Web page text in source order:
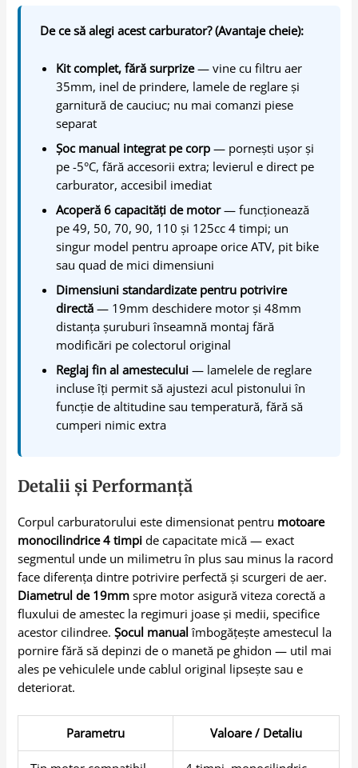
De ce să alegi acest carburator? (Avantaje cheie):
Kit complet, fără surprize— vine cu filtru aer
35mm, inel de prindere, lamele de reglare și
garnitură de cauciuc; nu mai comanzi piese
separat
Șoc manual integrat pe corp — pornești ușor și
pe -5°C, fără accesorii extra; levierul e direct pe
carburator, accesibil imediat
Acoperă 6 capacități de motor— funcționează
pe 49, 50, 70, 90, 110 și 125cc 4 timpi; un
singur model pentru aproape orice ATV, pit bike
sau quad de mici dimensiuni
Dimensiuni standardizate pentru potrivire
directă — 19mm deschidere motor și 48mm
distanța șuruburi înseamnă montaj fără
modificări pe colectorul original
Reglaj fin al amestecului — lamelele de reglare
incluse îți permit să ajustezi acul pistonului în
funcție de altitudine sau temperatură, fără să
cumperi nimic extra
Detalii și Performanță
Corpul carburatorului este dimensionat pentru motoare
monocilindrice 4 timpi de capacitate mică — exact
segmentul unde un milimetru în plus sau minus la racord
face diferența dintre potrivire perfectă și scurgeri de aer.
Diametrul de 19mm spre motor asigură viteza corectă a
fluxului de amestec la regimuri joase și medii, specifice
acestor cilindree.Șocul manualîmbogățește amestecul la
pornire fără să depinzi de o manetă pe ghidon — util mai
ales pe vehiculele unde cablul original lipsește sau e
deteriorat.
Parametru Valoare / Detaliu